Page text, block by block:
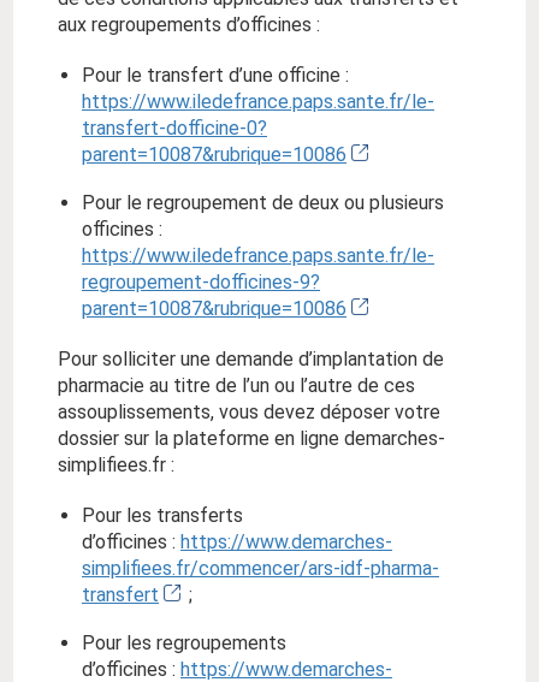
aux regroupements d’officines :
Pour le transfert d’une officine :
https://www.iledefrance.paps.sante.fr/le-
transfert-dofficine-0?
parent=10087&rubrique=10086
Pour le regroupement de deux ou plusieurs
officines :
https://www.iledefrance.paps.sante.fr/le-
regroupement-dofficines-9?
parent=10087&rubrique=10086
Pour solliciter une demande d’implantation de
pharmacie au titre de l’un ou l’autre de ces
assouplissements, vous devez déposer votre
dossier sur la plateforme en ligne demarches-
simplifiees.fr :
Pour les transferts
d’officines : https://www.demarches-
simplifiees.fr/commencer/ars-idf-pharma-
transfert
;
Pour les regroupements
d’officines : https://www.demarches-